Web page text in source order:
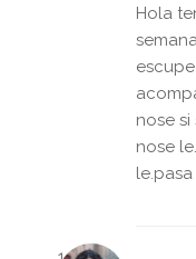
Hola
nose
nose
le.pasa